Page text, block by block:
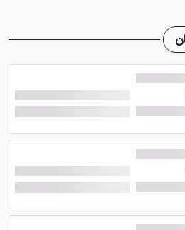
کنند.
هتل مارینا پارک در سال ۱۳۹۰ افتتاح شد و با معماری
اتاق هایی با چشم انداز دریا یا
و موقعیت مناسب در بلوار مرجان،
هتل های پنج ستاره کیش به
روی زمینی وسیع با نوار ساحلی
و به دلیل طراحی محوطه، پوشش
تجربه ای متفاوت از اقامت در